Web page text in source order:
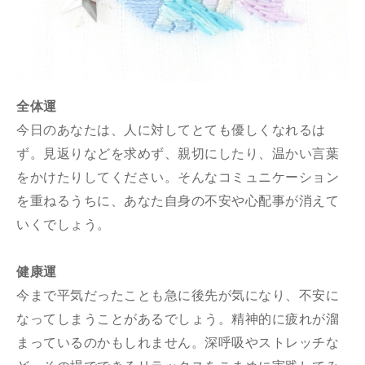
全体運
今日のあなたは、人に対してとても優しくなれるは
ず。見返りなどを求めず、親切にしたり、温かい言葉
をかけたりしてください。そんなコミュニケーション
を重ねるうちに、あなた自身の不安や心配事が消えて
いくでしょう。
健康運
今まで平気だったことも急に後先が気になり、不安に
なってしまうことがあるでしょう。精神的に疲れが溜
まっているのかもしれません。深呼吸やストレッチな